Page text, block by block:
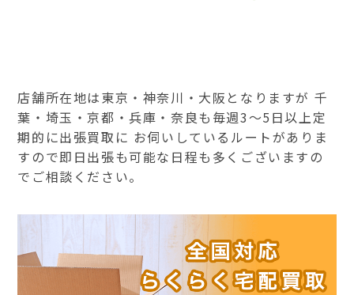
店舗所在地は東京・神奈川・大阪となりますが 千
葉・埼玉・京都・兵庫・奈良も毎週3～5日以上定
期的に出張買取に お伺いしているルートがありま
すので即日出張も可能な日程も多くございますの
でご相談ください。